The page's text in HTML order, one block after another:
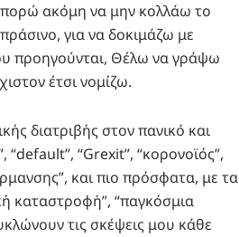
μπορώ ακόμη να μην κολλάω το
για να δοκιμάζω με
προηγούνται, Θέλω να γράψω
έτσι νομίζω.
διατριβής στον πανικό και
“Grexit”, “κορονοϊός”,
και πιο πρόσφατα, με τα
καταστροφή”, “παγκόσμια
τις σκέψεις μου κάθε